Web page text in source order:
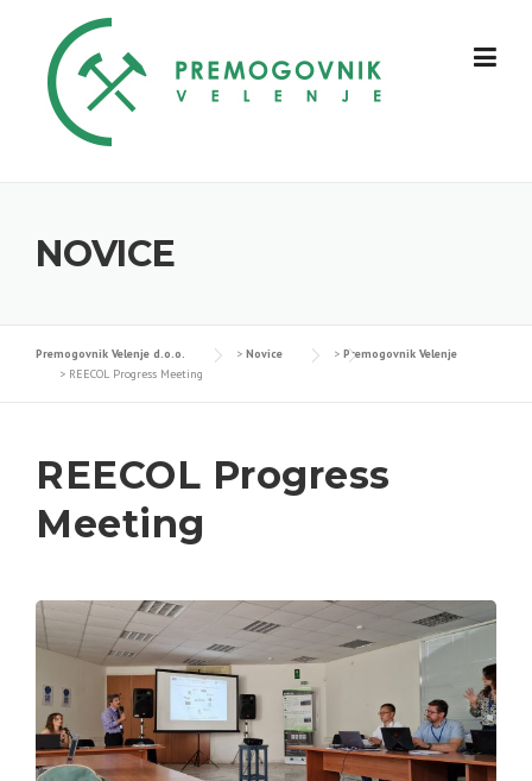
content
NOVICE
Premogovnik Velenje d.o.o. > Novice > Premogovnik Velenje
> REECOL Progress Meeting
REECOL Progress
Meeting